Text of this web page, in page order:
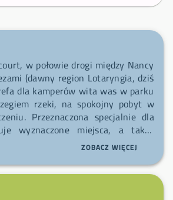
w połowie drogi między Nancy
(dawny region Lotaryngia, dziś
dla kamperów wita was w parku
rzeki, na spokojny pobyt w
Przeznaczona specjalnie dla
wyznaczone miejsca, a także
elektryczne i zaopatrzenie w
i korzystajcie z nadbrzeżnego,
idealnego do relaksu i
ZOBACZ WIĘCEJ